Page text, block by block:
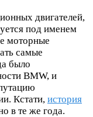
двигателей,
под именем
моторные
самые
было
BMW, и
Кстати, история
в те же года.